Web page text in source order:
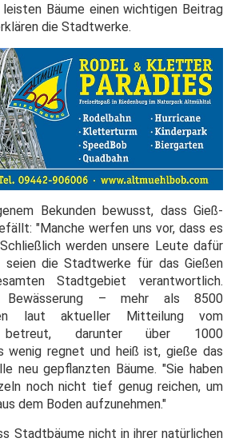
leisten Bäume einen wichtigen Beitrag
die Stadtwerke.
Bekunden bewusst, dass Gieß-
"Manche werfen uns vor, dass es
werden unsere Leute dafür
seien die Stadtwerke für das Gießen
Stadtgebiet verantwortlich.
Bewässerung – mehr als 8500
laut aktueller Mitteilung vom
betreut, darunter über 1000
wenig regnet und heiß ist, gieße das
neu gepflanzten Bäume. "Sie haben
noch nicht tief genug reichen, um
dem Boden aufzunehmen."
Stadtbäume nicht in ihrer natürlichen